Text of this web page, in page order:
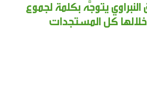
يتوجَّه بكلمة لجموع
كل المستجدات